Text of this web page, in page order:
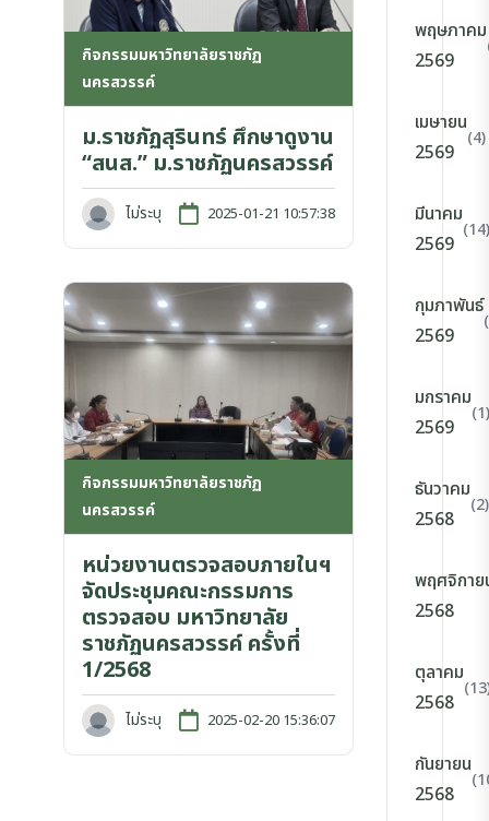
กิจกรรมมหาวิทยาลัยราชภัฏ
นครสวรรค์
ม.ราชภัฏสุรินทร์ ศึกษาดูงาน
“สนส.” ม.ราชภัฏนครสวรรค์
ไม่ระบุ 2025-01-21 10:57:38
กิจกรรมมหาวิทยาลัยราชภัฏ
นครสวรรค์
หน่วยงานตรวจสอบภายในฯ
จัดประชุมคณะกรรมการ
ตรวจสอบ มหาวิทยาลัย
ราชภัฏนครสวรรค์ ครั้งที่
1/2568
ไม่ระบุ 2025-02-20 15:36:07
พฤษภาคม
2569
เมษายน
2569
(4)
มีนาคม
2569
(14)
กุมภาพันธ์
2569
มกราคม
2569
(1)
ธันวาคม
2568
(2)
พฤศจิกาย
2568
ตุลาคม
2568
กันยายน
2568